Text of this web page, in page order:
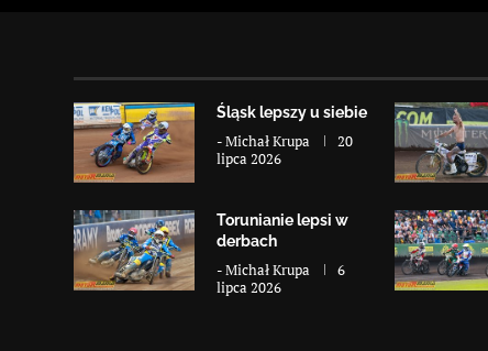
Śląsk lepszy u siebie
-Michał Krupa
20
lipca 2026
Torunianie lepsi w
derbach
-Michał Krupa
6
lipca 2026